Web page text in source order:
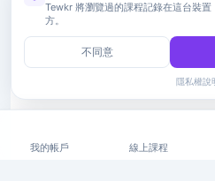
我的帳戶 線上課程
Tewkr 將瀏覽過的課程記錄在這台裝
方。
不同意
隱私權說